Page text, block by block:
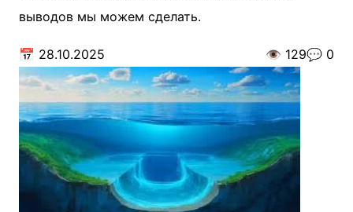
выводов мы можем сделать.
📅 28.10.2025 👁️ 129💬 0